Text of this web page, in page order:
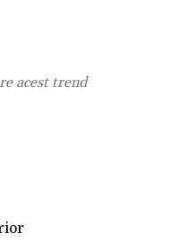
acest trend